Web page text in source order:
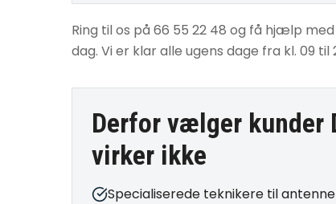
Ring til os på 66 55 22 48 og få hjælp
dag. Vi er klar alle ugens dage fra kl. 09 til
Derfor vælger kunder
virker ikke
Specialiserede teknikere til